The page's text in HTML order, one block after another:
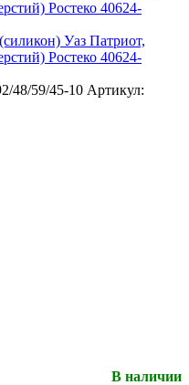
Уаз Патриот,
Ростеко 40624-
48/59/45-10 Артикул:
В наличии